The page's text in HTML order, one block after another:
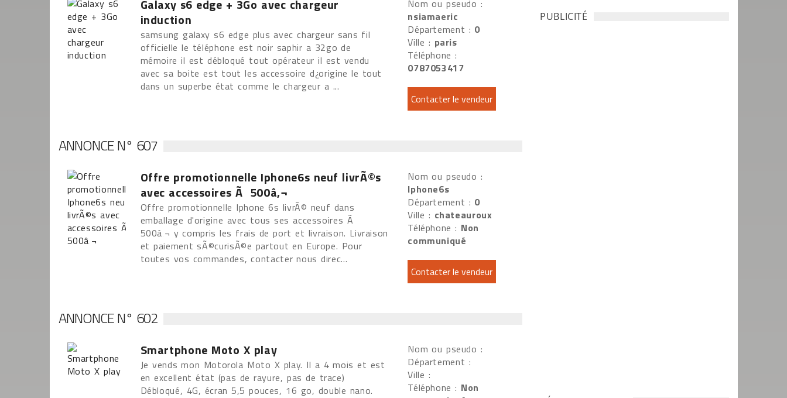
Galaxy s6 edge + 3Go avec chargeur
induction
samsung galaxy s6 edge plus avec chargeur sans fil
officielle le téléphone est noir saphir a 32go de
mémoire il est débloqué tout opérateur il est vendu
avec sa boite est tout les accessoire d¿origine le tout
dans un superbe état comme le chargeur a ...
Nom ou pseudo :
nsiamaeric
Département : 0
Ville : paris
Téléphone :
0787053417
ANNONCE N° 607
Offre promotionnelle Iphone6s neuf livrÃ©s
avec accessoires Ã 500â‚¬
Offre promotionnelle Iphone 6s livrÃ© neuf dans
emballage d'origine avec tous ses accessoires Ã
500â‚¬ y compris les frais de port et livraison. Livraison
et paiement sÃ©curisÃ©e partout en Europe. Pour
toutes vos commandes, contacter nous direc...
Nom ou pseudo :
Iphone6s
Département : 0
Ville : chateauroux
Téléphone : Non
communiqué
ANNONCE N° 602
Smartphone Moto X play
Je vends mon Motorola Moto X play. Il a 4 mois et est
en excellent état (pas de rayure, pas de trace)
Débloqué, 4G, écran 5,5 pouces, 16 go, double nano.
Nom ou pseudo :
Département :
Ville :
Téléphone : Non
PUBLICITÉ